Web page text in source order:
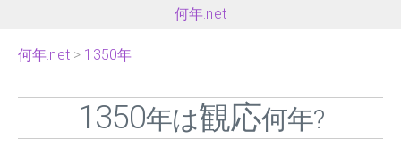
何年.net
何年.net 1350年
1350年は観応何年?